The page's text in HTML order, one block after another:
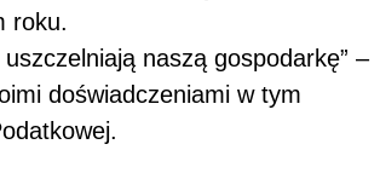
roku.
naszą gospodarkę” –
doświadczeniami w tym
kowej.